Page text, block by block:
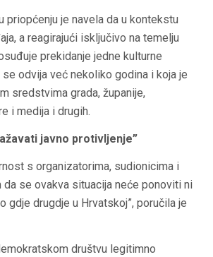
priopćenju je navela da u kontekstu
a reagirajući isključivo na temelju
prekidanje jedne kulturne
odvija već nekoliko godina i koja je
sredstvima grada, županije,
i medija i drugih.
javno protivljenje”
s organizatorima, sudionicima i
se ovakva situacija neće ponoviti ni
gdje drugdje u Hrvatskoj”, poručila je
društvu legitimno